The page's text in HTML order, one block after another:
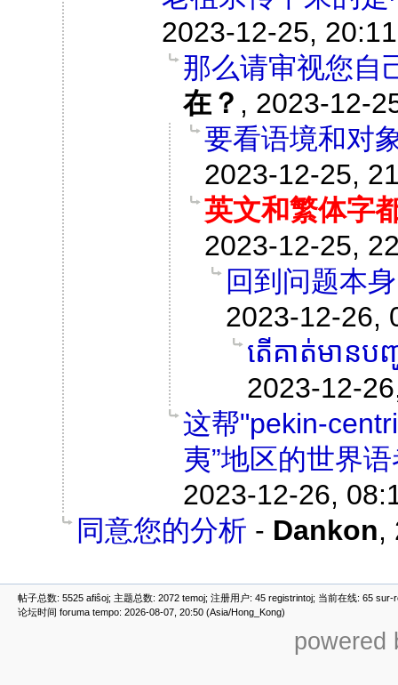
2023-12-25, 20:11
那么请审视您自
在？ , 2023-12-
要看语境和对
2023-12-25,
英文和繁体字
2023-12-25,
回到问题本
2023-12-26,
តើគាត់មានបញ្
2023-12-
这帮"pekin-
夷”地区的世界
2023-12-26,
同意您的分析 - Dankon,
帖子总数: 5525 afiŝoj; 主题总数: 2072 temoj; 注册用户: 45 registrintoj; 当前在线: 65
论坛时间 foruma tempo: 2026-08-07, 20:50 (Asia/Hong_Kong)
powered